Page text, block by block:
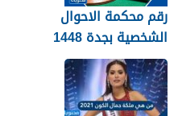
رقم محكمة الاحوال
الشخصية بجدة 1448